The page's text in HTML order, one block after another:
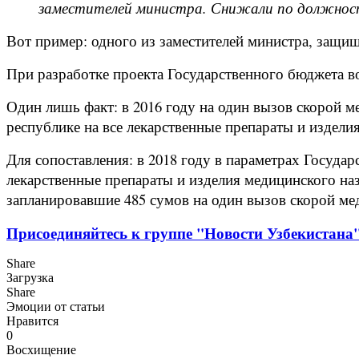
заместителей министра. Снижали по
Вот пример: одного из заместителей министра,
При разработке проекта Государственного
Один лишь факт: в 2016 году на один вызов скорой
республике на все лекарственные препараты и
Для сопоставления: в 2018 году в параметрах
лекарственные препараты и изделия медицинского
запланировавшие 485 сумов на один вызов скорой
Присоединяйтесь к группе "Новости
Share
Загрузка
Share
Эмоции от статьи
Нравится
0
Восхищение